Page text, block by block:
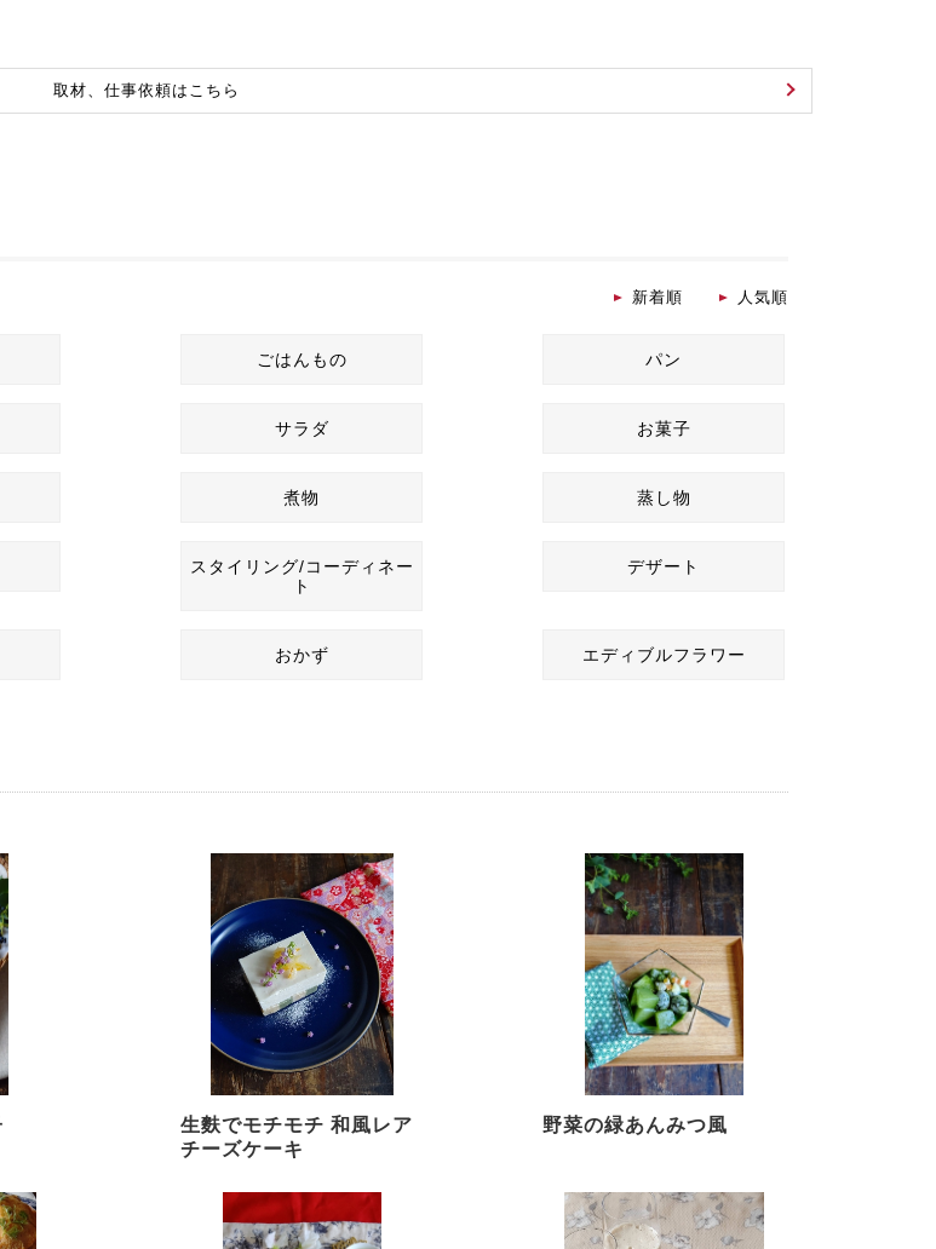
取材、仕事依頼はこちら
新着順 人気順
ごはんもの パン
サラダ お菓子
煮物 蒸し物
スタイリング/コーディネー
ト
デザート
おかず エディブルフラワー
生麩でモチモチ 和風レア
チーズケーキ
野菜の緑あんみつ風